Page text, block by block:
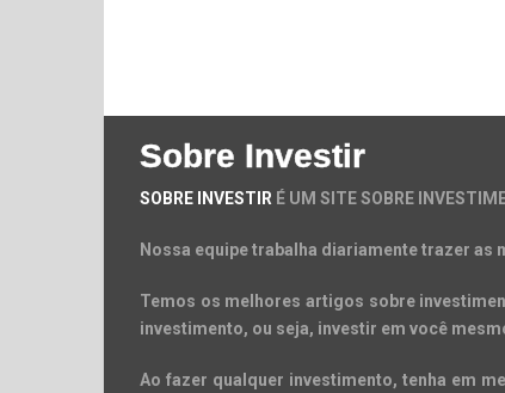
Sobre Investir
SOBRE INVESTIR É UM SITE SOBRE
Nossa equipe trabalha diariamente trazer
Temos os melhores artigos sobre
investimento, ou seja, investir em você
Ao fazer qualquer investimento, tenha em